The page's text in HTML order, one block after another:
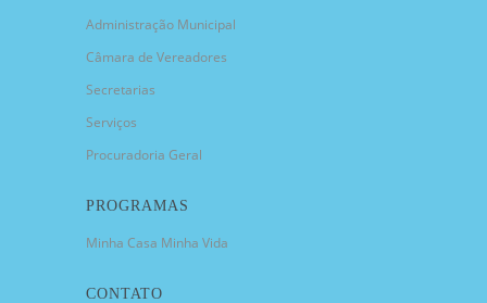
Administração Municipal
Câmara de Vereadores
Secretarias
Serviços
Procuradoria Geral
PROGRAMAS
Minha Casa Minha Vida
CONTATO